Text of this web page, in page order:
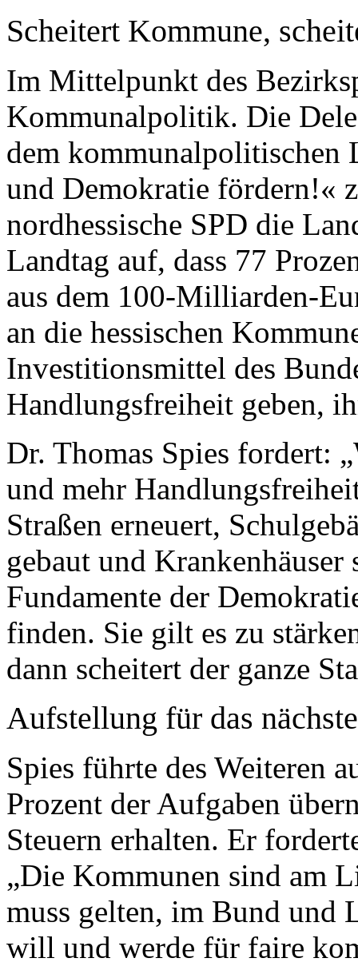
Scheitert Kommune,
Im Mittelpunkt des
Kommunalpolitik. Die
dem kommunalpolitischen
und Demokratie fördern!«
nordhessische SPD die
Landtag auf, dass 77
aus dem 100-Milliarden-
an die hessischen
Investitionsmittel des
Handlungsfreiheit geben,
Dr. Thomas Spies fordert:
und mehr
Straßen erneuert,
gebaut und
Fundamente der
finden. Sie gilt es zu
dann scheitert der ganze
Aufstellung für das
Spies führte des Weiteren
Prozent der Aufgaben
Steuern erhalten. Er
„Die Kommunen sind am
muss gelten, im Bund und
will und werde für faire